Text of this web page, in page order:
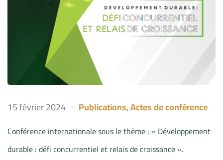
15 février 2024 Publications,Actes de conférence
Conférence internationale sous le thème : « Développement
durable : défi concurrentiel et relais de croissance ».